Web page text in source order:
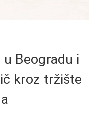
u Beogradu i
kroz tržište